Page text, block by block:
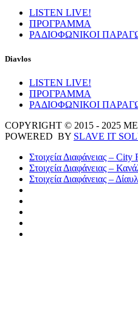
LISTEN LIVE!
ΠΡΟΓΡΑΜΜΑ
ΡΑΔΙΟΦΩΝΙΚΟΙ
Diavlos
LISTEN LIVE!
ΠΡΟΓΡΑΜΜΑ
ΡΑΔΙΟΦΩΝΙΚΟΙ
COPYRIGHT © 2015 - 2025
POWERED BY SLAVE IT
Στοιχεία Διαφάνειας – City
Στοιχεία Διαφάνειας –
Στοιχεία Διαφάνειας –